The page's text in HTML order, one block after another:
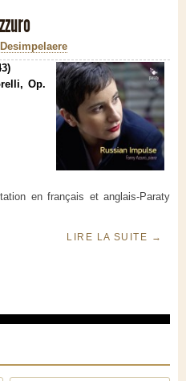
Op.
en français et anglais-Paraty
LIRE LA SUITE →